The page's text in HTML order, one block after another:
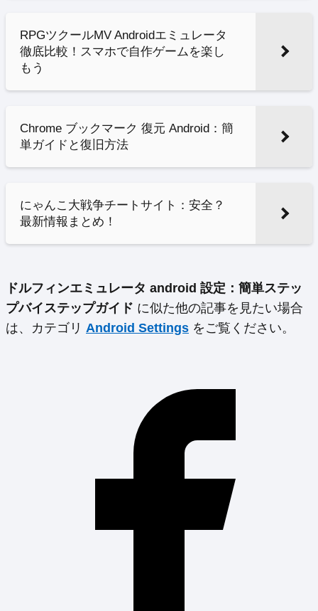
RPGツクールMV Androidエミュレータ
徹底比較！スマホで自作ゲームを楽し
もう
Chrome ブックマーク 復元 Android：簡
単ガイドと復旧方法
にゃんこ大戦争チートサイト：安全？
最新情報まとめ！
ドルフィンエミュレータ android 設定：簡単ステッ
プバイステップガイド に似た他の記事を見たい場合
は、カテゴリ Android Settings をご覧ください。